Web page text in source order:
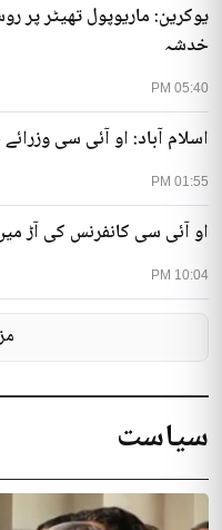
05:40 PM
خدشہ
01:55 PM
اسلام آباد: او آئی سی
10:04 PM
او آئی سی کانفرنس کی آڑ
سیاست